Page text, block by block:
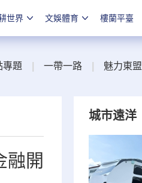
世界 文娛體育 樓蘭平臺
專題 一帶一路 魅力東盟
融開
城市遠洋